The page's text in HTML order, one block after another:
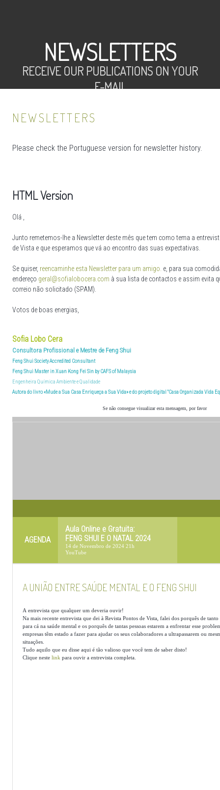
NEWSLETTERS
RECEIVE OUR PUBLICATIONS ON YOUR
E-MAIL
NEWSLETTERS
Please check the Portuguese version for newsletter history.
HTML Version
Olá ,
Junto remetemos-lhe a Newsletter deste mês que tem como tema a
de Vista e que esperamos que vá ao encontro das suas expectativas.
Se quiser, reencaminhe esta Newsletter para um amigo. e, para sua
endereço geral@sofialobocera.com à sua lista de contactos e assim evita
correio não solicitado (SPAM).
Votos de boas energias,
Sofia Lobo Cera
Consultora Profissional e Mestre de Feng Shui
Feng Shui Society Accredited Consultant
Feng Shui Master in Xuan Kong Fei Sin by CAFS of Malaysia
Engenheira Química Ambiente e Qualidade
Autora do livro «Mude a Sua Casa Enriqueça a Sua Vida» e do projeto digital "Casa Organizada Vida
Se não consegue visualizar esta mensagem, por favor
AGENDA
Aula Online e Gratuita:
FENG SHUI E O NATAL 2024
14 de Novembro de 2024 21h
YouTube
A UNIÃO ENTRE SAÚDE MENTAL E O FENG SHUI
A entrevista que qualquer um deveria ouvir!
Na mais recente entrevista que dei à Revista Pontos de Vista, falei dos porquês de
para cá na saúde mental e os porquês de tantas pessoas estarem a enfrentar esse
empresas têm estado a fazer para ajudar os seus colaboradores a ultrapassarem ou
situações.
Tudo aquilo que eu disse aqui é tão valioso que você tem de saber disto!
Clique neste link para ouvir a entrevista completa.